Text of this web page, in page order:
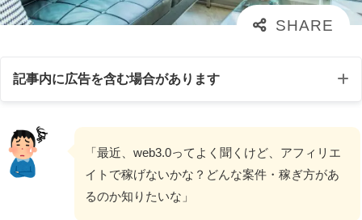
記事内に広告を含む場合があります
「最近、web3.0ってよく聞くけど、アフィリエ
イトで稼げないかな？どんな案件・稼ぎ方があ
るのか知りたいな」